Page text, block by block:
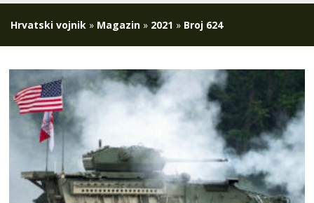
Hrvatski vojnik » Magazin » 2021 » Broj 624